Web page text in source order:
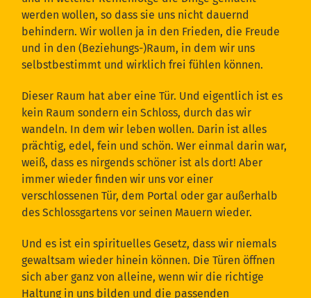
werden wollen, so dass sie uns nicht dauernd
behindern. Wir wollen ja in den Frieden, die Freude
und in den (Beziehungs-)Raum, in dem wir uns
selbstbestimmt und wirklich frei fühlen können.
Dieser Raum hat aber eine Tür. Und eigentlich ist es
kein Raum sondern ein Schloss, durch das wir
wandeln. In dem wir leben wollen. Darin ist alles
prächtig, edel, fein und schön. Wer einmal darin war,
weiß, dass es nirgends schöner ist als dort! Aber
immer wieder finden wir uns vor einer
verschlossenen Tür, dem Portal oder gar außerhalb
des Schlossgartens vor seinen Mauern wieder.
Und es ist ein spirituelles Gesetz, dass wir niemals
gewaltsam wieder hinein können. Die Türen öffnen
sich aber ganz von alleine, wenn wir die richtige
Haltung in uns bilden und die passenden